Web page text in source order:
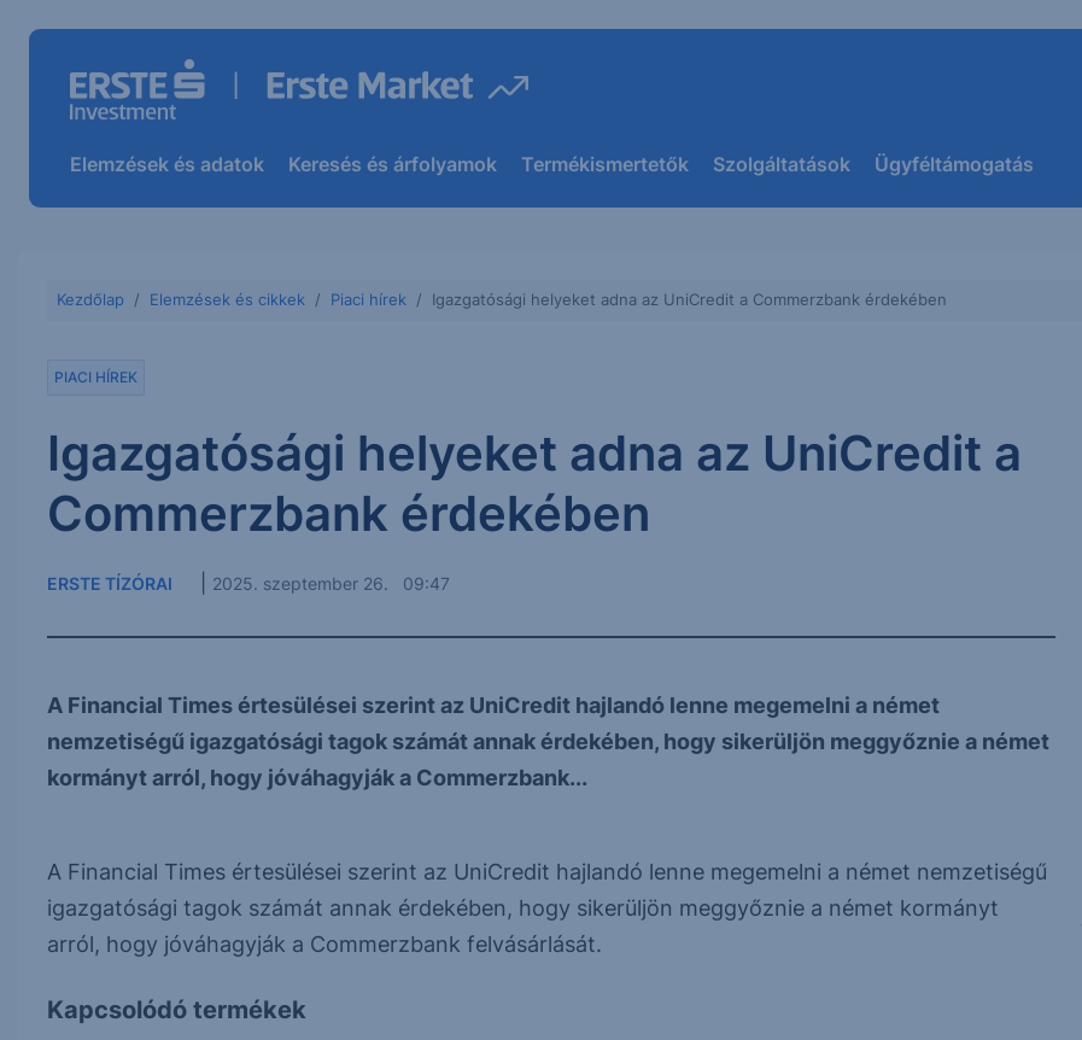
Elemzések és adatok Keresés és árfolyamok Termékismertetők Szolgáltatások Ügyféltámogatás
Kezdőlap Elemzések és cikkek Piaci hírek Igazgatósági helyeket adna az UniCredit a Commerzbank érdekében
PIACI HÍREK
Igazgatósági helyeket adna az UniCredit a
Commerzbank érdekében
ERSTE TÍZÓRAI 2025. szeptember 26. 09:47
A Financial Times értesülései szerint az UniCredit hajlandó lenne megemelni a német
nemzetiségű igazgatósági tagok számát annak érdekében, hogy sikerüljön meggyőznie a német
kormányt arról, hogy jóváhagyják a Commerzbank...
A Financial Times értesülései szerint az UniCredit hajlandó lenne megemelni a német nemzetiségű
igazgatósági tagok számát annak érdekében, hogy sikerüljön meggyőznie a német kormányt
arról, hogy jóváhagyják a Commerzbank felvásárlását.
Kapcsolódó termékek